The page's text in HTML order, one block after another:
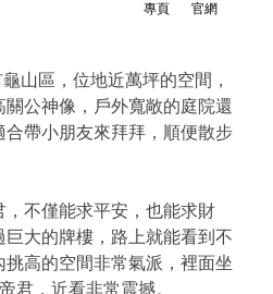
專頁 官網
山區，位地近萬坪的空間，
公神像，戶外寬敞的庭院還
帶小朋友來拜拜，順便散步
，不僅能求平安，也能求財
大的牌樓，路上就能看到不
高的空間非常氣派，裡面坐
君，近看非常震撼。